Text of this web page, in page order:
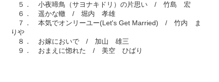
５． 小夜啼鳥（サヨナキドリ）の片思い / 竹島 宏
６． 遥かな轍 / 堀内 孝雄
７． 本気でオンリーユー(Let's Get Married) / 竹内 ま
りや
８． お嫁においで / 加山 雄三
９． おまえに惚れた / 美空 ひばり